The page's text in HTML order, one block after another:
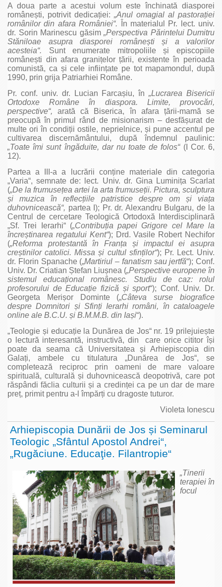
A doua parte a acestui volum este închinată diasporei
românești, potrivit dedicației: „Anul omagial al pastorației
românilor din afara României“. În materialul Pr. lect. univ.
dr. Sorin Marinescu găsim „Perspectiva Părintelui Dumitru
Stăniloae asupra diasporei românești și a valorilor
acesteia“. Sunt enumerate mitropoliile și episcopiile
românești din afara granițelor țării, existente în perioada
comunistă, ca și cele inființate pe tot mapamondul, după
1990, prin grija Patriarhiei Române.
Pr. conf. univ. dr. Lucian Farcașiu, în„Lucrarea Bisericii
Ortodoxe Române în diaspora. Limite, provocări,
perspective“, arată că Biserica, în afara țării‑mamă se
preocupă în primul rând de misionarism – desfășurat de
multe ori în condiții ostile, neprielnice, și pune accentul pe
cultivarea discernământului, după îndemnul paulinic:
„Toate îmi sunt îngăduite, dar nu toate de folos“(I Cor. 6,
12).
Partea a III‑a a lucrării conține materiale din categoria
„Varia“, semnate de: lect. Univ. dr. Gina Luminița Scarlat
(„De la frumusețea artei la arta frumuseții. Pictura, sculptura
și muzica în reflecțiile patristice despre om și viața
duhovnicească“, partea I); Pr. dr. Alexandru Bulgaru, de la
Centrul de cercetare Teologică Ortodoxă Interdisciplinară
„Sf. Trei Ierarhi“ („Contribuția papei Grigore cel Mare la
încreștinarea regatului Kent“); Drd. Vasile Robert Nechifor
(„Reforma protestantă în Franța și impactul ei asupra
creștinilor catolici. Missa și cultul sfinților“); Pr. Lect. Univ.
dr. Florin Spanache („Martiriul – fanatism sau jertfă“); Conf.
Univ. Dr. Criatian Ștefan Liușnea („Perspective europene în
sistemul educațional românesc. Studiu de caz: rolul
profesorului de Educație fizică și sport“); Conf. Univ. Dr.
Georgeta Merișor Dominte („Câteva surse biografice
despre Domnitori și Sfinți Ierarhi români, în cataloagele
online ale B.C.U. și B.M.M.B. din Iași“).
„Teologie și educație la Dunărea de Jos“ nr. 19 prilejuiește
o lectură interesantă, instructivă, din care orice cititor își
poate da seama că Universitatea și Arhiepiscopia din
Galați, ambele cu titulatura „Dunărea de Jos“, se
completează reciproc prin oameni de mare valoare
spirituală, culturală și duhovnicească deopotrivă, care pot
răspândi făclia culturii și a credinței ca pe un dar de mare
preț, primit pentru a‑l împărți cu dragoste tuturor.
Violeta Ionescu
Arhiepiscopia Dunării de Jos și Seminarul
Teologic „Sfântul Apostol Andrei“,
„Rugăciune. Educaţie. Filantropie“
„Tinerii
terapiei în
focul